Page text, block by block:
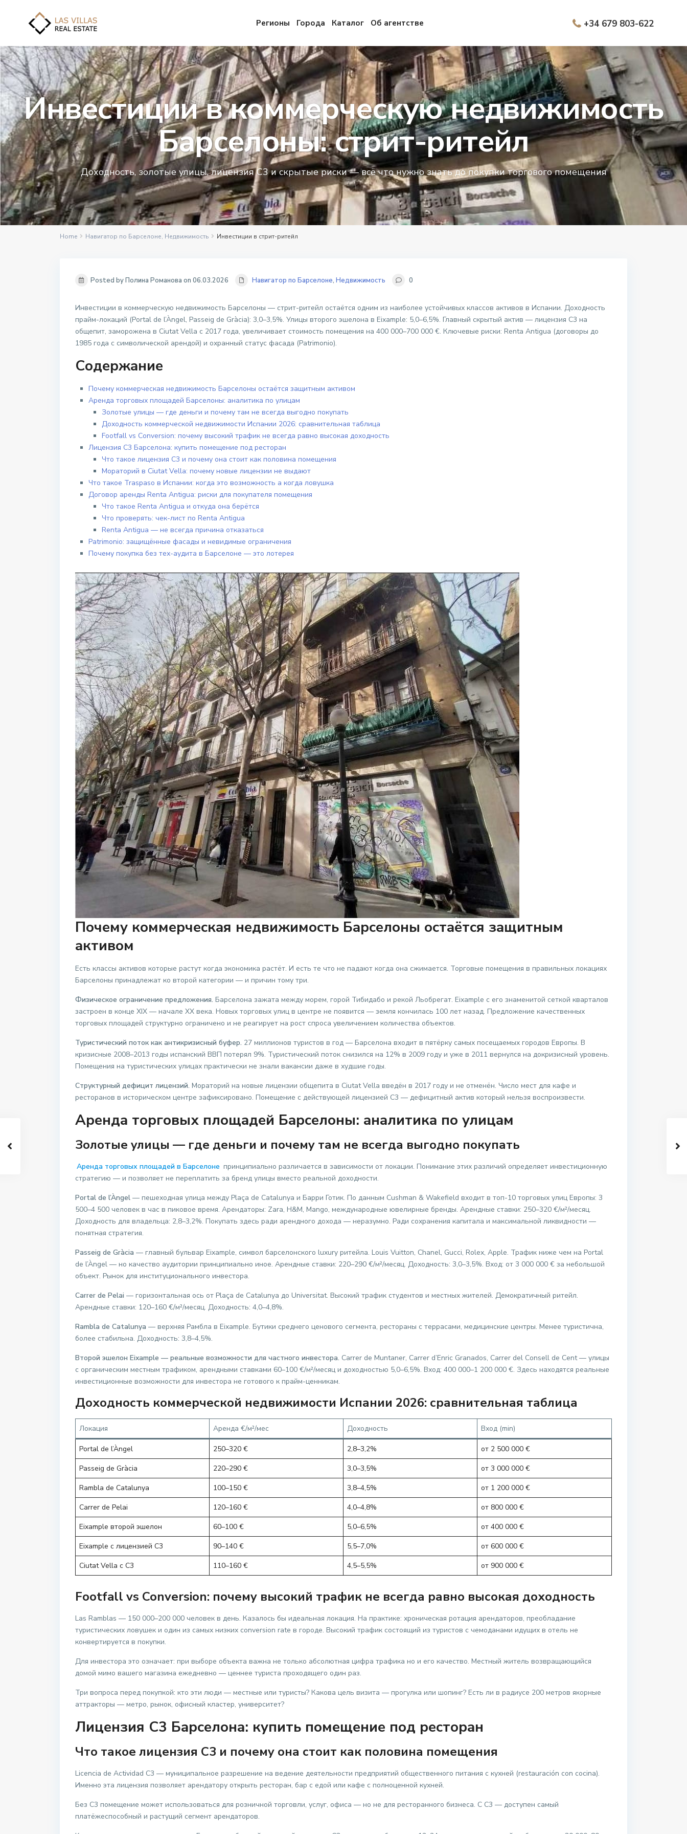
Регионы Города Каталог Об агентстве +34 679 803-622
Инвестиции в коммерческую недвижимость
Барселоны: стрит-ритейл
Доходность, золотые улицы, лицензия C3 и скрытые риски — всё что нужно знать до покупки торгового помещения
Home Навигатор по Барселоне, Недвижимость Инвестиции в стрит-ритейл
Posted by Полина Романова on 06.03.2026 Навигатор по Барселоне, Недвижимость 0
Инвестиции в коммерческую недвижимость Барселоны — стрит-ритейл остаётся одним из наиболее устойчивых классов активов в Испании. Доходность
прайм-локаций (Portal de l’Àngel, Passeig de Gràcia): 3,0–3,5%. Улицы второго эшелона в Eixample: 5,0–6,5%. Главный скрытый актив — лицензия C3 на
общепит, заморожена в Ciutat Vella с 2017 года, увеличивает стоимость помещения на 400 000–700 000 €. Ключевые риски: Renta Antigua (договоры до
1985 года с символической арендой) и охранный статус фасада (Patrimonio).
Содержание
Почему коммерческая недвижимость Барселоны остаётся защитным активом
Аренда торговых площадей Барселоны: аналитика по улицам
Золотые улицы — где деньги и почему там не всегда выгодно покупать
Доходность коммерческой недвижимости Испании 2026: сравнительная таблица
Footfall vs Conversion: почему высокий трафик не всегда равно высокая доходность
Лицензия C3 Барселона: купить помещение под ресторан
Что такое лицензия C3 и почему она стоит как половина помещения
Мораторий в Ciutat Vella: почему новые лицензии не выдают
Что такое Traspaso в Испании: когда это возможность а когда ловушка
Договор аренды Renta Antigua: риски для покупателя помещения
Что такое Renta Antigua и откуда она берётся
Что проверять: чек-лист по Renta Antigua
Renta Antigua — не всегда причина отказаться
Patrimonio: защищённые фасады и невидимые ограничения
Почему покупка без тех-аудита в Барселоне — это лотерея
Почему коммерческая недвижимость Барселоны остаётся защитным
активом
Есть классы активов которые растут когда экономика растёт. И есть те что не падают когда она сжимается. Торговые помещения в правильных локациях
Барселоны принадлежат ко второй категории — и причин тому три.
Физическое ограничение предложения. Барселона зажата между морем, горой Тибидабо и рекой Льобрегат. Eixample с его знаменитой сеткой кварталов
застроен в конце XIX — начале XX века. Новых торговых улиц в центре не появится — земля кончилась 100 лет назад. Предложение качественных
торговых площадей структурно ограничено и не реагирует на рост спроса увеличением количества объектов.
Туристический поток как антикризисный буфер. 27 миллионов туристов в год — Барселона входит в пятёрку самых посещаемых городов Европы. В
кризисные 2008–2013 годы испанский ВВП потерял 9%. Туристический поток снизился на 12% в 2009 году и уже в 2011 вернулся на докризисный уровень.
Помещения на туристических улицах практически не знали вакансии даже в худшие годы.
Структурный дефицит лицензий. Мораторий на новые лицензии общепита в Ciutat Vella введён в 2017 году и не отменён. Число мест для кафе и
ресторанов в историческом центре зафиксировано. Помещение с действующей лицензией C3 — дефицитный актив который нельзя воспроизвести.
Аренда торговых площадей Барселоны: аналитика по улицам
Золотые улицы — где деньги и почему там не всегда выгодно покупать
Аренда торговых площадей в Барселоне принципиально различается в зависимости от локации. Понимание этих различий определяет инвестиционную
стратегию — и позволяет не переплатить за бренд улицы вместо реальной доходности.
Portal de l’Àngel — пешеходная улица между Plaça de Catalunya и Барри Готик. По данным Cushman & Wakefield входит в топ-10 торговых улиц Европы: 3
500–4 500 человек в час в пиковое время. Арендаторы: Zara, H&M, Mango, международные ювелирные бренды. Арендные ставки: 250–320 €/м²/месяц.
Доходность для владельца: 2,8–3,2%. Покупать здесь ради арендного дохода — неразумно. Ради сохранения капитала и максимальной ликвидности —
понятная стратегия.
Passeig de Gràcia — главный бульвар Eixample, символ барселонского luxury ритейла. Louis Vuitton, Chanel, Gucci, Rolex, Apple. Трафик ниже чем на Portal
de l’Àngel — но качество аудитории принципиально иное. Арендные ставки: 220–290 €/м²/месяц. Доходность: 3,0–3,5%. Вход: от 3 000 000 € за небольшой
объект. Рынок для институционального инвестора.
Carrer de Pelai — горизонтальная ось от Plaça de Catalunya до Universitat. Высокий трафик студентов и местных жителей. Демократичный ритейл.
Арендные ставки: 120–160 €/м²/месяц. Доходность: 4,0–4,8%.
Rambla de Catalunya — верхняя Рамбла в Eixample. Бутики среднего ценового сегмента, рестораны с террасами, медицинские центры. Менее туристична,
более стабильна. Доходность: 3,8–4,5%.
Второй эшелон Eixample — реальные возможности для частного инвестора. Carrer de Muntaner, Carrer d’Enric Granados, Carrer del Consell de Cent — улицы
с органическим местным трафиком, арендными ставками 60–100 €/м²/месяц и доходностью 5,0–6,5%. Вход: 400 000–1 200 000 €. Здесь находятся реальные
инвестиционные возможности для инвестора не готового к прайм-ценникам.
Доходность коммерческой недвижимости Испании 2026: сравнительная таблица
Локация Аренда €/м²/мес Доходность Вход (min)
Portal de l’Àngel 250–320 € 2,8–3,2%
от 2 500 000 €
Passeig de Gràcia
220–290 € 3,0–3,5%
от 3 000 000 €
Rambla de Catalunya
100–150 € 3,8–4,5%
от 1 200 000 €
Carrer de Pelai
120–160 € 4,0–4,8%
от 800 000 €
Eixample второй эшелон
60–100 € 5,0–6,5%
от 400 000 €
Eixample с лицензией C3
90–140 € 5,5–7,0%
от 600 000 €
Ciutat Vella с C3
110–160 € 4,5–5,5% от 900 000 €
Footfall vs Conversion: почему высокий трафик не всегда равно высокая доходность
Las Ramblas — 150 000–200 000 человек в день. Казалось бы идеальная локация. На практике: хроническая ротация арендаторов, преобладание
туристических ловушек и один из самых низких conversion rate в городе. Высокий трафик состоящий из туристов с чемоданами идущих в отель не
конвертируется в покупки.
Для инвестора это означает: при выборе объекта важна не только абсолютная цифра трафика но и его качество. Местный житель возвращающийся
домой мимо вашего магазина ежедневно — ценнее туриста проходящего один раз.
Три вопроса перед покупкой: кто эти люди — местные или туристы? Какова цель визита — прогулка или шопинг? Есть ли в радиусе 200 метров якорные
аттракторы — метро, рынок, офисный кластер, университет?
Лицензия C3 Барселона: купить помещение под ресторан
Что такое лицензия C3 и почему она стоит как половина помещения
Licencia de Actividad C3 — муниципальное разрешение на ведение деятельности предприятий общественного питания с кухней (restauración con cocina).
Именно эта лицензия позволяет арендатору открыть ресторан, бар с едой или кафе с полноценной кухней.
Без C3 помещение может использоваться для розничной торговли, услуг, офиса — но не для ресторанного бизнеса. С C3 — доступен самый
платёжеспособный и растущий сегмент арендаторов.